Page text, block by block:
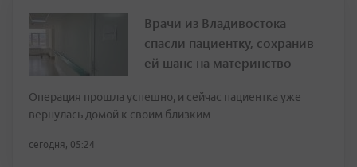
Врачи из Владивостока
спасли пациентку, сохранив
ей шанс на материнство
Операция прошла успешно, и сейчас пациентка уже
вернулась домой к своим близким
сегодня, 05:24